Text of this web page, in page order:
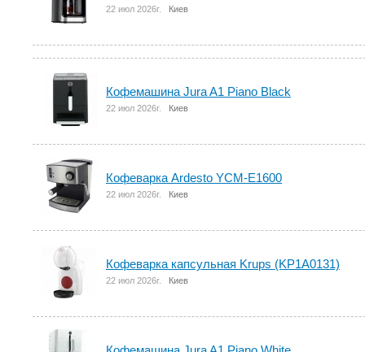
22 июл 2026г. Киев
Кофемашина Jura A1 Piano Black
22 июл 2026г. Киев
Кофеварка Ardesto YCM-E1600
22 июл 2026г. Киев
Кофеварка капсульная Krups (KP1A0131)
22 июл 2026г. Киев